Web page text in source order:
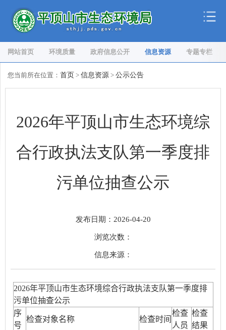
网站首页 环境质量 政府信息公开 信息资源 专题专栏
您当前所在位置： 首页 > 信息资源 > 公示公告
2026年平顶山市生态环境综
合行政执法支队第一季度排
污单位抽查公示
发布日期：2026-04-20
浏览次数：
信息来源：
2026年平顶山市生态环境综合行政执法支队第一季度排
污单位抽查公示
序
号
检查对象名称 检查时间
检查
人员
检查
结果